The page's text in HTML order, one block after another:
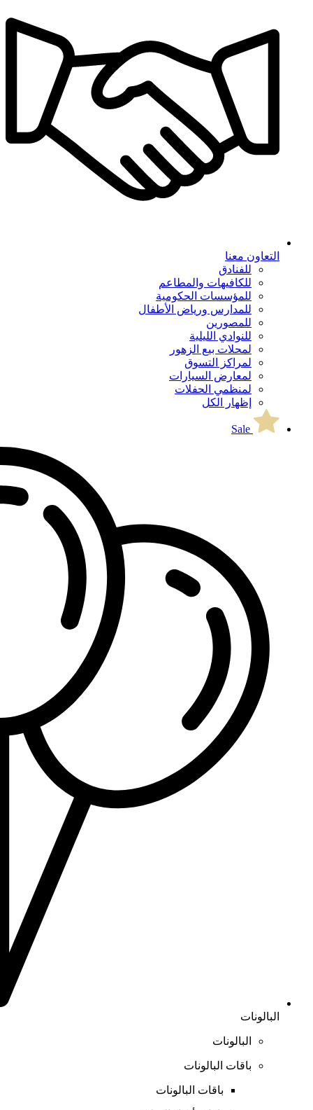
التعاون معنا
للفنادق
للكافيهات والمطاعم
للمؤسسات الحكومية
للمدارس ورياض الأطفال
للمصورين
للنوادي الليلية
لمحلات بيع الزهور
لمراكز التسوق
لمعارض السيارات
لمنظمي الحفلات
إظهار الكل
البالونات
البالونات
باقات البالونات
باقات البالونات